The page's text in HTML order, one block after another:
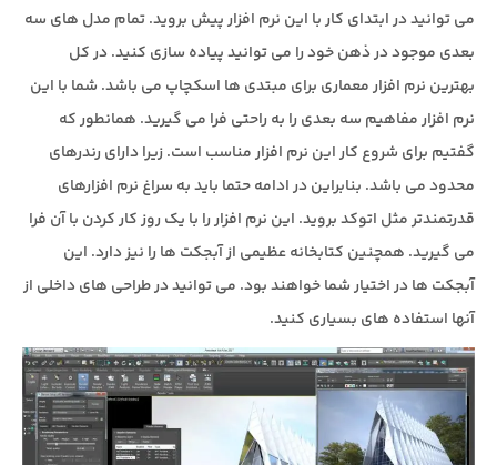
می توانید در ابتدای کار با این نرم افزار پیش بروید. تمام مدل های سه
بعدی موجود در ذهن خود را می توانید پیاده سازی کنید. در کل
بهترین نرم افزار معماری برای مبتدی ها اسکچاپ می باشد. شما با این
نرم افزار مفاهیم سه بعدی را به راحتی فرا می گیرید. همانطور که
گفتیم برای شروع کار این نرم افزار مناسب است. زیرا دارای رندرهای
محدود می باشد. بنابراین در ادامه حتما باید به سراغ نرم افزارهای
قدرتمندتر مثل اتوکد بروید. این نرم افزار را با یک روز کار کردن با آن فرا
می گیرید. همچنین کتابخانه عظیمی از آبجکت ها را نیز دارد. این
آبجکت ها در اختیار شما خواهند بود. می توانید در طراحی های داخلی از
آنها استفاده های بسیاری کنید.